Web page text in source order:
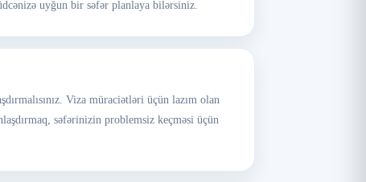
uyğun bir səfər planlaya bilərsiniz.
Viza müraciətləri üçün lazım olan
səfərinizin problemsiz keçməsi üçün